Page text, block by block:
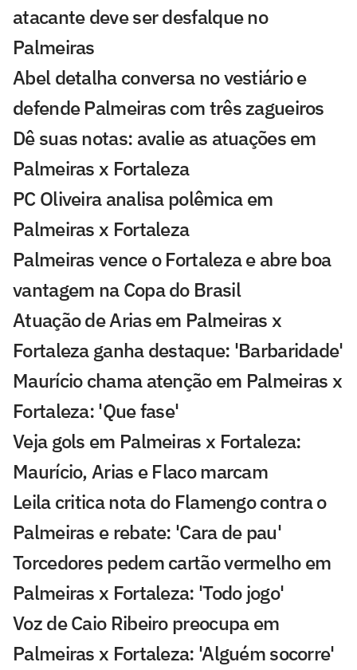
atacante deve ser desfalque no
Palmeiras
Abel detalha conversa no vestiário e
defende Palmeiras com três zagueiros
Dê suas notas: avalie as atuações em
Palmeiras x Fortaleza
PC Oliveira analisa polêmica em
Palmeiras x Fortaleza
Palmeiras vence o Fortaleza e abre boa
vantagem na Copa do Brasil
Atuação de Arias em Palmeiras x
Fortaleza ganha destaque: 'Barbaridade'
Maurício chama atenção em Palmeiras x
Fortaleza: 'Que fase'
Veja gols em Palmeiras x Fortaleza:
Maurício, Arias e Flaco marcam
Leila critica nota do Flamengo contra o
Palmeiras e rebate: 'Cara de pau'
Torcedores pedem cartão vermelho em
Palmeiras x Fortaleza: 'Todo jogo'
Voz de Caio Ribeiro preocupa em
Palmeiras x Fortaleza: 'Alguém socorre'